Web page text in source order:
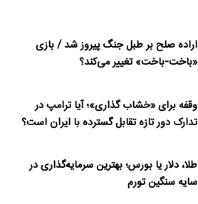
اراده صلح بر طبل جنگ پیروز شد / بازی
«باخت-باخت» تغییر می‌کند؟
وقفه برای «خشاب گذاری»؛ آیا ترامپ در
تدارک دور تازه تقابل گسترده با ایران است؟
طلا، دلار یا بورس؛ بهترین سرمایه‌گذاری در
سایه سنگین تورم